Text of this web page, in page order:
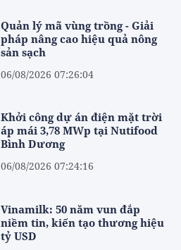
Quản lý mã vùng trồng - Giải
pháp nâng cao hiệu quả nông
sản sạch
06/08/2026 07:26:04
Khởi công dự án điện mặt trời
áp mái 3,78 MWp tại Nutifood
Bình Dương
06/08/2026 07:24:16
Vinamilk: 50 năm vun đắp
niềm tin, kiến tạo thương hiệu
tỷ USD